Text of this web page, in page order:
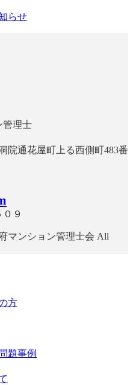
らせ
管理士
院通花屋町上る西側町483番
９
マンション管理士会 All
方
題事例